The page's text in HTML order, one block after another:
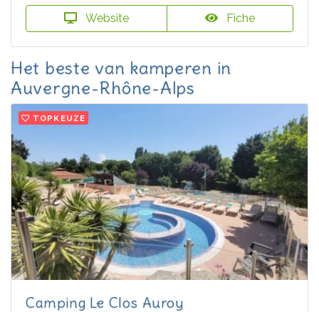
Website Fiche
Het beste van kamperen in
Auvergne-Rhône-Alps
TOPKEUZE
Camping Le Clos Auroy